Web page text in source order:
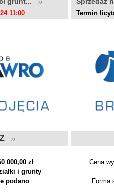
11:00
000,00 zł
i grunty
podano
Termin
Cena
Forma